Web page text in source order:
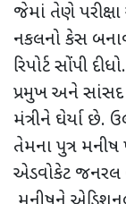
જેમાં તેણે
નકલનો કેસ
રિપોર્ટ સોંપી
પ્રમુખ અને
મંત્રીને ઘેર્યા છે.
તેમના પુત્ર
એડવોકેટ જનરલ